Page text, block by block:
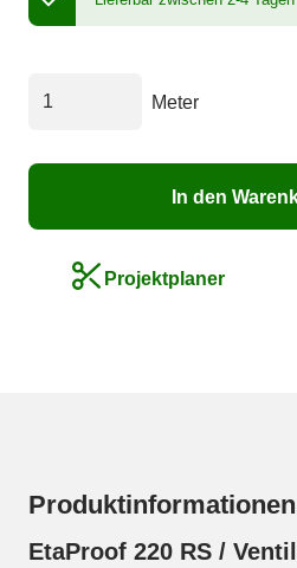
Meter
In den
Projektplaner
Produktinformationen
EtaProof 220 RS /